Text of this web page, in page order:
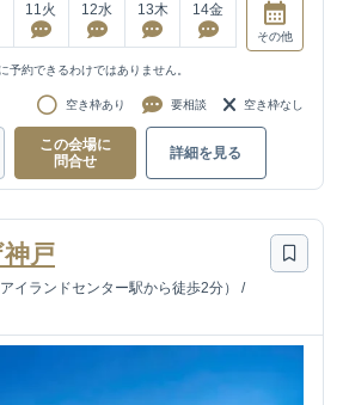
11火 12水 13木 14金
その他
予約できるわけではありません。
空き枠あり 要相談 空き枠なし
この会場に
問合せ
詳細を見る
戸
イランドセンター駅から徒歩2分）
/